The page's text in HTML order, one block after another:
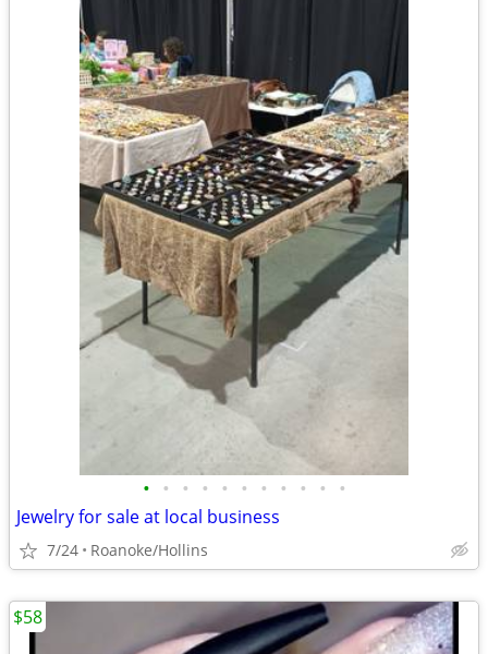
• • • • • • • • • • •
Jewelry for sale at local business
7/24 Roanoke/Hollins
$58